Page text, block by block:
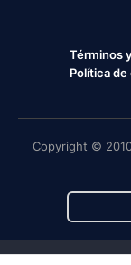
Términos
Política
Copyright ©